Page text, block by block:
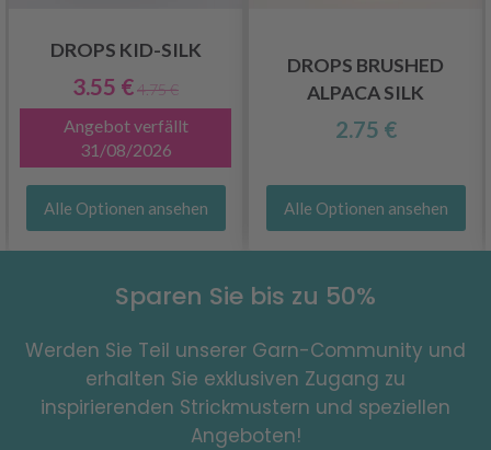
DROPS KID-SILK
3.55 €4.75 €
Angebot verfällt
31/08/2026
Alle Optionen ansehen
DROPS BRUSHED
ALPACA SILK
2.75 €
Alle Optionen ansehen
Sparen Sie bis zu 50%
Werden Sie Teil unserer Garn-Community und
erhalten Sie exklusiven Zugang zu
inspirierenden Strickmustern und speziellen
Angeboten!